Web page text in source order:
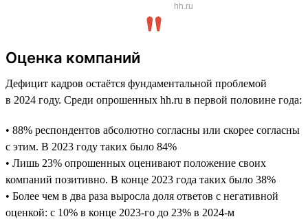
hh.ru
Оценка компаний
Дефицит кадров остаётся фундаментальной проблемой
в 2024 году. Среди опрошенных hh.ru в первой половине года:
• 88% респондентов абсолютно согласны или скорее согласны
с этим. В 2023 году таких было 84%
• Лишь 23% опрошенных оценивают положение своих
компаний позитивно. В конце 2023 года таких было 38%
• Более чем в два раза выросла доля ответов с негативной
оценкой: с 10% в конце 2023-го до 23% в 2024-м